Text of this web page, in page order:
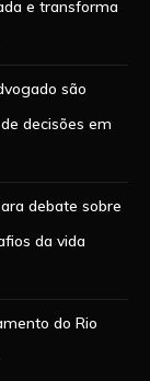
e transforma
são
decisões em
debate sobre
da vida
do Rio